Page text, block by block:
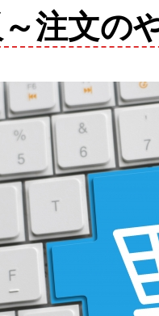
注文の